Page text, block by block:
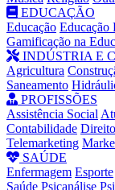
EDUCAÇÃO
Educação Educação
Gamificação na
INDÚSTRIA E
Agricultura
Saneamento
PROFISSÕES
Assistência Social
Contabilidade Direito
Telemarketing
SAÚDE
Enfermagem Esporte
Saúde Psicanálise